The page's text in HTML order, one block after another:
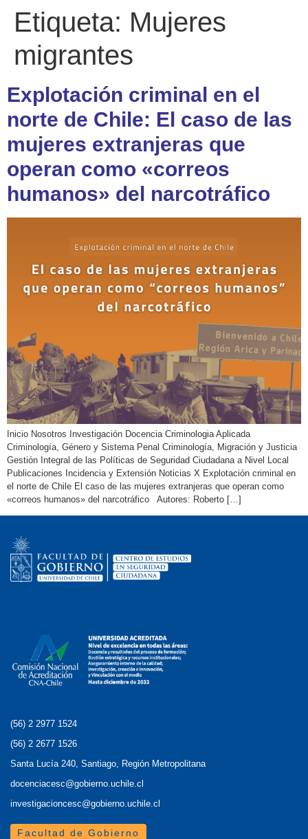
Etiqueta: Mujeres
migrantes
Explotación criminal en el
norte de Chile: El caso de las
mujeres extranjeras que
operan como «correos
humanos» del narcotráfico
Inicio Nosotros Investigación Docencia Criminologia Aplicada
Criminología, Género y Sistema Penal Criminología, Migración y Justicia
Gestión Integral de las Políticas de Seguridad Ciudadana a Nivel Local
Publicaciones Incidencia y Extensión Noticias X Explotación criminal en
el norte de Chile El caso de las mujeres extranjeras que operan como
«correos humanos» del narcotráfico Autores: Roberto […]
(56) 2 2977 1524
(56) 2 2677 1526
Santa Lucía 240, Santiago, Región Metropolitana
docenciacesc@gobierno.uchile.cl
investigacioncesc@gobierno.uchile.cl
Facultad de Gobierno